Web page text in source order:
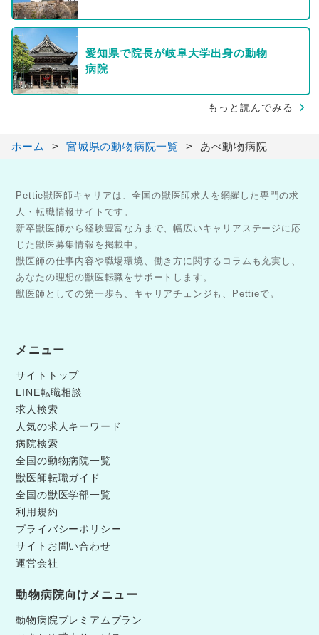
愛知県で院長が岐阜大学出身の動物
病院
もっと読んでみる
ホーム 宮城県の動物病院一覧 あべ動物病院
Pettie獣医師キャリアは、全国の獣医師求人を網羅した専門の求
人・転職情報サイトです。
新卒獣医師から経験豊富な方まで、幅広いキャリアステージに応
じた獣医募集情報を掲載中。
獣医師の仕事内容や職場環境、働き方に関するコラムも充実し、
あなたの理想の獣医転職をサポートします。
獣医師としての第一歩も、キャリアチェンジも、Pettieで。
メニュー
サイトトップ
LINE転職相談
求人検索
人気の求人キーワード
病院検索
全国の動物病院一覧
獣医師転職ガイド
全国の獣医学部一覧
利用規約
プライバシーポリシー
サイトお問い合わせ
運営会社
動物病院向けメニュー
動物病院プレミアムプラン